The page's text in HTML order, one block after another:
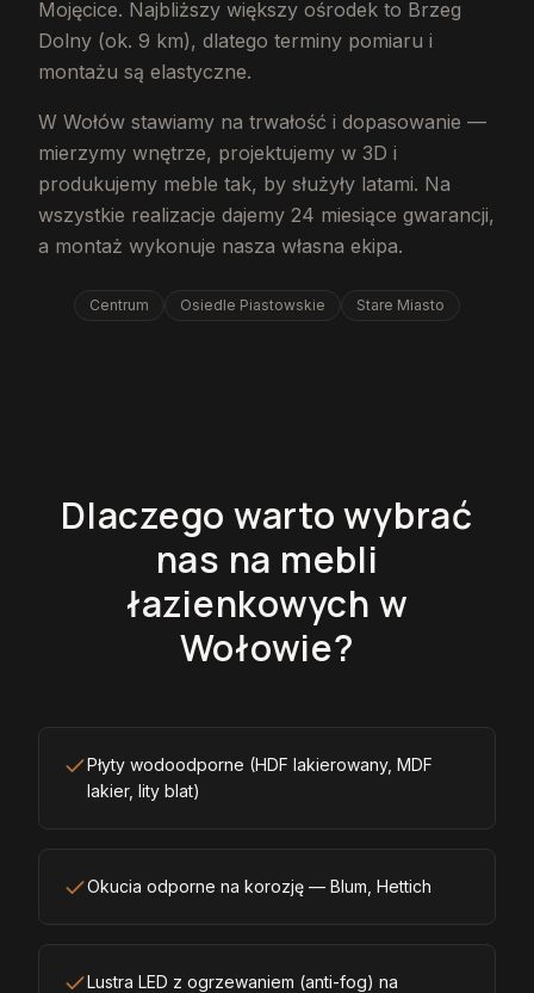
Mojęcice. Najbliższy większy ośrodek to Brzeg
Dolny (ok. 9 km), dlatego terminy pomiaru i
montażu są elastyczne.
W Wołów stawiamy na trwałość i dopasowanie —
mierzymy wnętrze, projektujemy w 3D i
produkujemy meble tak, by służyły latami. Na
wszystkie realizacje dajemy 24 miesiące gwarancji,
a montaż wykonuje nasza własna ekipa.
Centrum Osiedle Piastowskie Stare Miasto
Dlaczego warto wybrać
nas na mebli
łazienkowych w
Wołowie?
Płyty wodoodporne (HDF lakierowany, MDF
lakier, lity blat)
Okucia odporne na korozję — Blum, Hettich
Lustra LED z ogrzewaniem (anti-fog) na